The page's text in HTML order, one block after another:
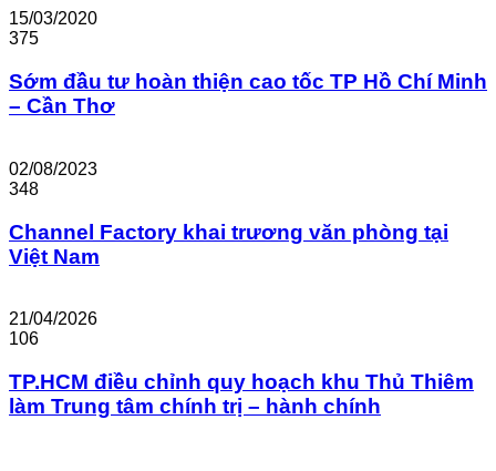
15/03/2020
375
Sớm đầu tư hoàn thiện cao tốc TP Hồ Chí Minh
– Cần Thơ
02/08/2023
348
Channel Factory khai trương văn phòng tại
Việt Nam
21/04/2026
106
TP.HCM điều chỉnh quy hoạch khu Thủ Thiêm
làm Trung tâm chính trị – hành chính